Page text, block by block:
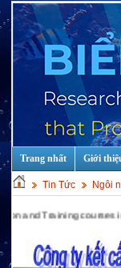
Trang nhất Giới
Tin Tức Ngôi
courses in Marine